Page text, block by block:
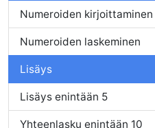
Numeroiden kirjoittaminen
Numeroiden laskeminen
Lisäys
Lisäys enintään 5
Yhteenlasku enintään 10